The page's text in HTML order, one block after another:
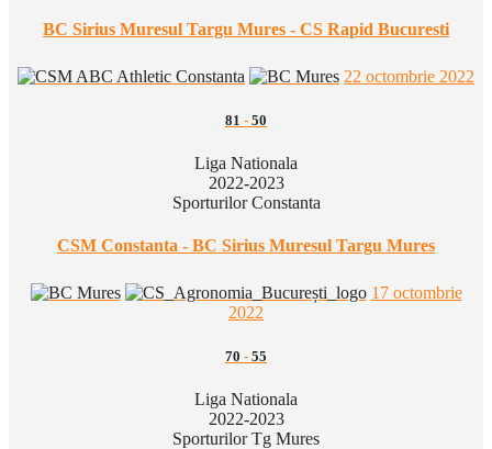
BC Sirius Muresul Targu Mures - CS Rapid Bucuresti
22 octombrie 2022
81 - 50
Liga Nationala
2022-2023
Sporturilor Constanta
CSM Constanta - BC Sirius Muresul Targu Mures
17 octombrie
2022
70 - 55
Liga Nationala
2022-2023
Sporturilor Tg Mures